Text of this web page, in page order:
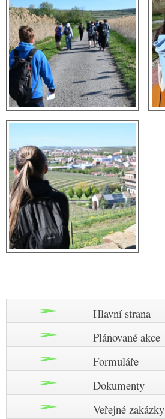
Hlavní strana
Plánované akce
Formuláře
Dokumenty
Veřejné zakázky